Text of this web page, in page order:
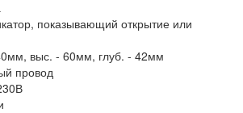
показывающий открытие или
выс. - 60мм, глуб. - 42мм
провод